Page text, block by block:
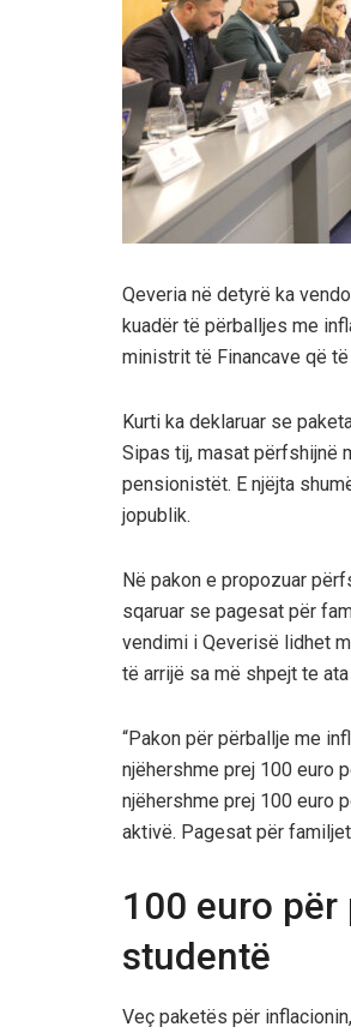
Qeveria në detyrë ka
kuadër të përballjes me
ministrit të Financave që
Kurti ka deklaruar se
Sipas tij, masat përfshijnë
pensionistët. E njëjta
jopublik.
Në pakon e propozuar
sqaruar se pagesat për
vendimi i Qeverisë lidhet
të arrijë sa më shpejt te
“Pakon për përballje me
njëhershme prej 100 euro
njëhershme prej 100 euro
aktivë. Pagesat për
100 euro
studentë
Veç paketës për